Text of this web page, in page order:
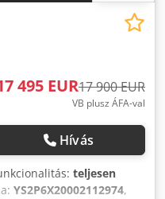
495 EUR17 900 EUR
VB plusz ÁFA-val
Hívás
teljesen
YS2P6X20002112974,